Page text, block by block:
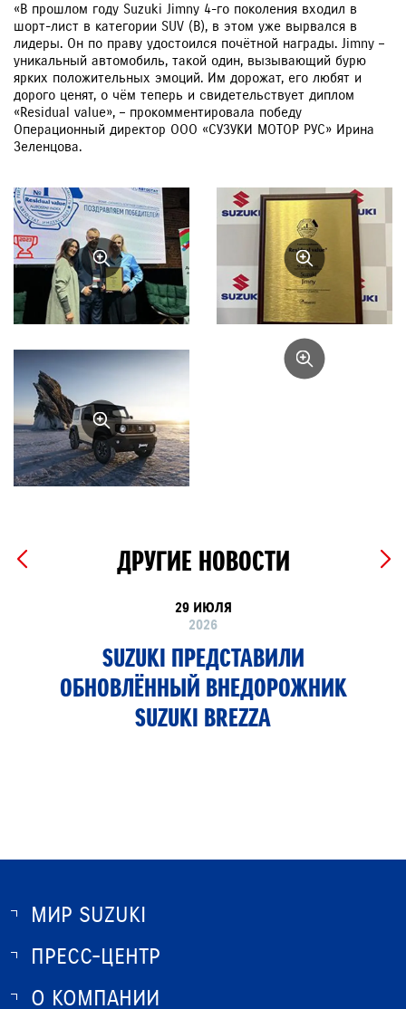
«В прошлом году Suzuki Jimny 4-го поколения входил в
шорт-лист в категории SUV (B), в этом уже вырвался в
лидеры. Он по праву удостоился почётной награды. Jimny –
уникальный автомобиль, такой один, вызывающий бурю
ярких положительных эмоций. Им дорожат, его любят и
дорого ценят, о чём теперь и свидетельствует диплом
«Residual value», – прокомментировала победу
Операционный директор ООО «СУЗУКИ МОТОР РУС» Ирина
Зеленцова.
ДРУГИЕ НОВОСТИ
29 ИЮЛЯ
2026
SUZUKI ПРЕДСТАВИЛИ
ОБНОВЛЁННЫЙ ВНЕДОРОЖНИК
SUZUKI BREZZA
МИР SUZUKI
О SUZUKI
ПРЕСС-ЦЕНТР
НОВОСТИ
О КОМПАНИИ